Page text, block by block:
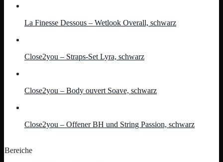
La Finesse Dessous – Wetlook Overall, schwarz
Close2you – Straps-Set Lyra, schwarz
Close2you – Body ouvert Soave, schwarz
Close2you – Offener BH und String Passion, schwarz
Bereiche